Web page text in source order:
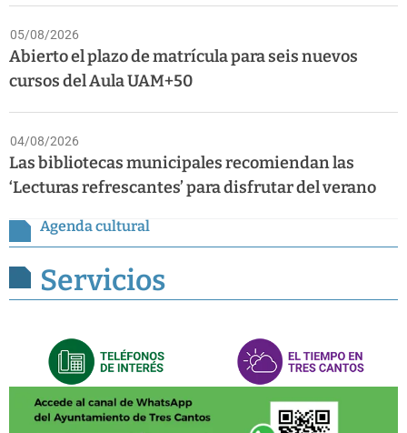
05/08/2026
Abierto el plazo de matrícula para seis nuevos
cursos del Aula UAM+50
04/08/2026
Las bibliotecas municipales recomiendan las
‘Lecturas refrescantes’ para disfrutar del verano
Agenda cultural
Servicios